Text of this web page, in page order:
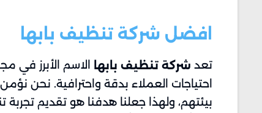
افضل شركة تنظيف بابها
تعد شركة تنظيف بابها
الاسم الأبرز
احتياجات العملاء بدقة واحترافية. نحن
بيئتهم، ولهذا جعلنا هدفنا هو تقديم